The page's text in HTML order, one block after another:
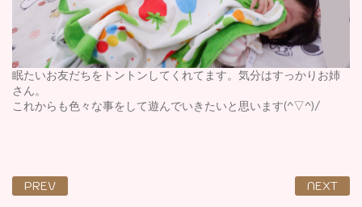
眠たいお友だちをトントンしてくれてます。気分はすっかりお姉
さん。
これからも色々な事をして遊んでいきたいと思います(^▽^)/
PREV NEXT